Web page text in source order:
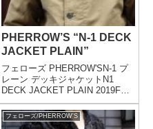
PHERROW’S “N-1 DECK
JACKET PLAIN”
フェローズ PHERROW'SN-1 プ
レーン デッキジャケットN1
DECK JACKET PLAIN 2019FW
MADE IN JAPAN(19W-N-1-
PLAIN)PRICE:50,000yen+tax着
用モデル175cm/60...
フェローズ/PHERROW'S